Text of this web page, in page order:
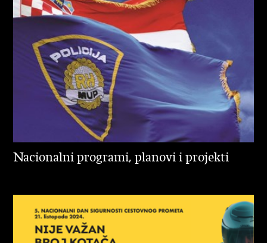
Nacionalni programi, planovi i projekti